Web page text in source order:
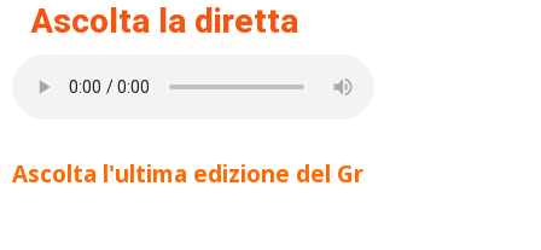
Ascolta la diretta
Ascolta l'ultima edizione del Gr